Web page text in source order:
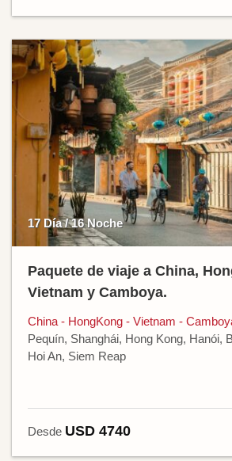
17 Día / 16 Noche
Paquete de viaje a China,
Vietnam y Camboya.
China - HongKong - Vietnam -
Pequín, Shanghái, Hong Kong, Hanói,
Hoi An, Siem Reap
Desde USD 4740